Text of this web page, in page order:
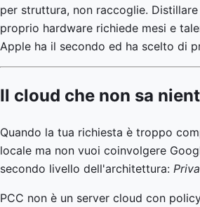
per struttura, non raccoglie.
proprio hardware richiede mesi e
Apple ha il secondo ed ha scelto di
Il cloud che non sa
Quando la tua richiesta è troppo
locale ma non vuoi coinvolgere
secondo livello dell'architettura:
PCC non è un server cloud con